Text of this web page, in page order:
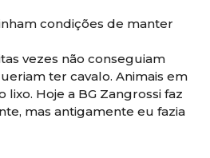
condições de manter
vezes não conseguiam
ter cavalo. Animais em
lixo. Hoje a BG Zangrossi faz
mas antigamente eu fazia